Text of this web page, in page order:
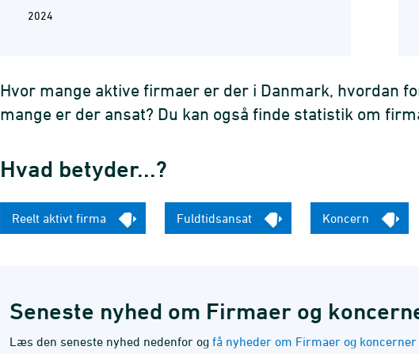
2024
Hvor mange aktive firmaer er der i Danmark, hvordan
mange er der ansat? Du kan også finde statistik om
Hvad betyder...?
Reelt aktivt firma Fuldtidsansat Koncern
Seneste nyhed om Firmaer og
Læs den seneste nyhed nedenfor ogfå nyheder om Firmaer og